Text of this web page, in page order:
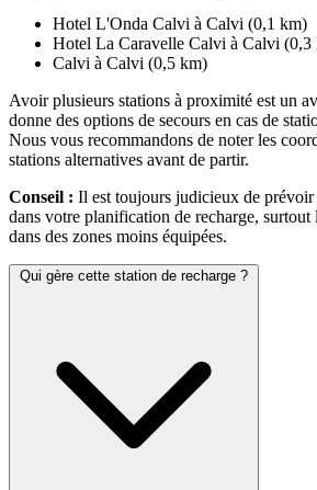
Hotel L'Onda Calvi à Calvi (0,1 km)
Hotel La Caravelle Calvi à Calvi (0,3
Calvi à Calvi (0,5 km)
Avoir plusieurs stations à proximité est un
donne des options de secours en cas de
Nous vous recommandons de noter les
stations alternatives avant de partir.
Conseil : Il est toujours judicieux de prévoir
dans votre planification de recharge, surtout
dans des zones moins équipées.
Qui gère cette station de recharge ?